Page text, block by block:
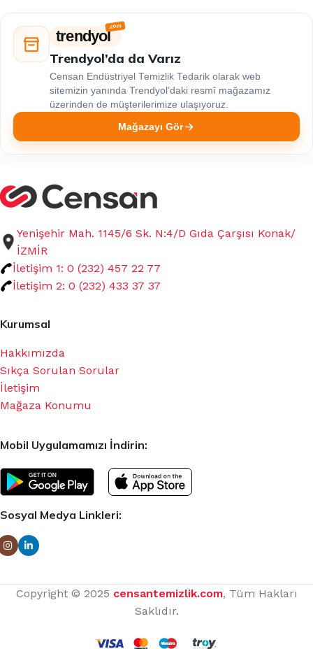
trendyol
Trendyol’da da Varız
Censan Endüstriyel Temizlik Tedarik olarak web
sitemizin yanında Trendyol’daki resmî mağazamız
üzerinden de müşterilerimize ulaşıyoruz.
Mağazayı Gör
Yenişehir Mah. 1145/6 Sk. N:4/D Gıda Çarşısı Konak/
İZMİR
İletişim 1: 0 (232) 457 22 77
İletişim 2: 0 (232) 433 37 37
Kurumsal
Hakkımızda
Sıkça Sorulan Sorular
İletişim
Mağaza Konumu
Mobil Uygulamamızı İndirin:
Sosyal Medya Linkleri:
Copyright © 2025 censantemizlik.com, Tüm Hakları
Saklıdır.